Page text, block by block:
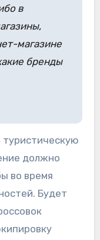
в
магазине
бренды
должно
во время
Будет